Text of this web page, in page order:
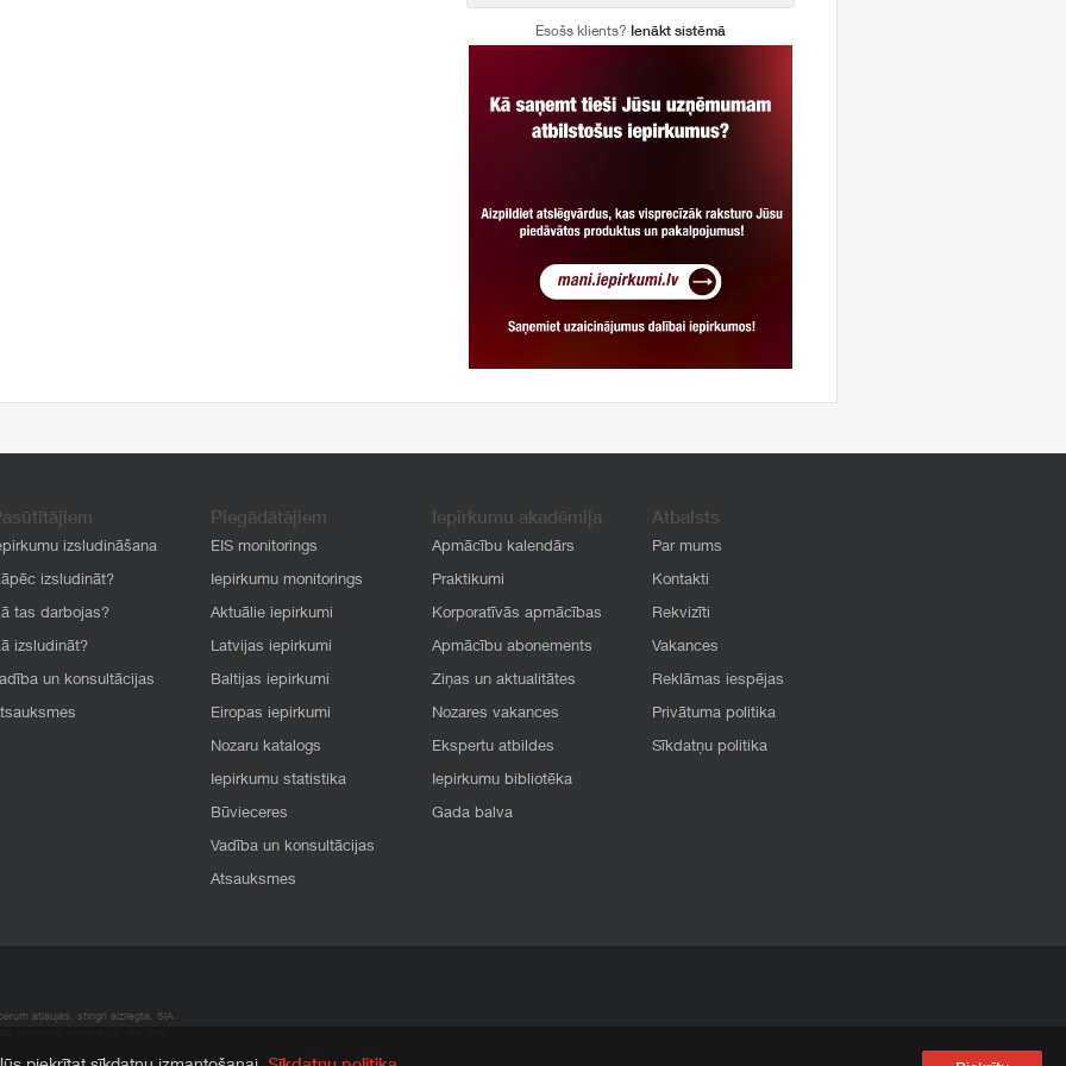
Esošs klients? Ienākt sistēmā
izsludināšana
izsludināt?
tas darbojas?
izsludināt?
un konsultācijas
Piegādātājiem
EIS monitorings
Iepirkumu monitorings
Aktuālie iepirkumi
Latvijas iepirkumi
Baltijas iepirkumi
Eiropas iepirkumi
Nozaru katalogs
Iepirkumu statistika
Būvieceres
Vadība un konsultācijas
Atsauksmes
Iepirkumu akadēmija
Apmācību kalendārs
Praktikumi
Korporatīvās apmācības
Apmācību abonements
Ziņas un aktualitātes
Nozares vakances
Ekspertu atbildes
Iepirkumu bibliotēka
Gada balva
Atbalsts
Par mums
Kontakti
Rekvizīti
Vakances
Reklāmas iespējas
Privātuma politika
Sīkdatņu politika
atļaujas, stingri aizliegta. SIA